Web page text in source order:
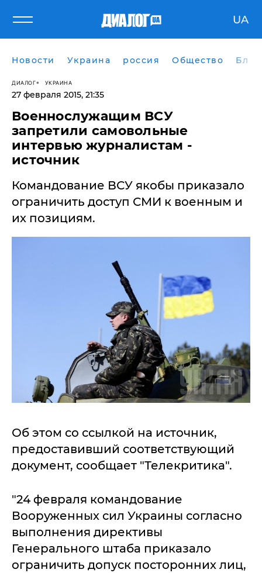
UA
Новости Украина россия Общество
ДИАЛОГ УКРАИНА
27 февраля 2015, 21:35
Военнослужащим ВСУ
запретили самовольные
интервью журналистам -
источник
Командование ВСУ якобы приказало
ограничить доступ СМИ к военным и
их позициям.
Об этом со ссылкой на источник,
предоставивший соответствующий
документ, сообщает "Телекритика".
"24 февраля командование
Вооруженных сил Украины согласно
выполнения директивы
Генерального штаба приказало
ограничить допуск посторонних лиц,